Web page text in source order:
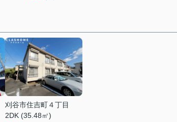
刈谷市住吉町４丁目
2DK (35.48㎡)